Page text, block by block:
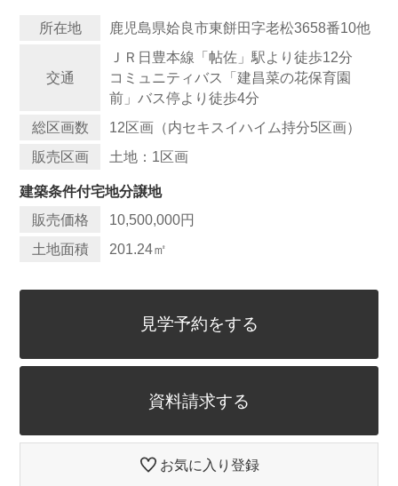
所在地 鹿児島県姶良市東餅田字老松3658番10他
交通
ＪＲ日豊本線「帖佐」駅より徒歩12分
コミュニティバス「建昌菜の花保育園
前」バス停より徒歩4分
総区画数
12区画（内セキスイハイム持分5区画）
販売区画
土地：1区画
建築条件付宅地分譲地
販売価格
10,500,000円
土地面積
201.24㎡
見学予約をする
資料請求する
お気に入り登録